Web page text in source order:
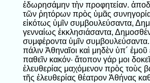
ἐδωρησάμην τὴν προφητείαν.
τῶν ῥητόρων πρὸς ὑμᾶς
εἰκότως ὑμῖν συμβουλεύσαντα,
γενναίως ἐκκλησιάσαντα,
συμφέροντα ὑμῖν
πάλιν Ἀθηναῖοι καὶ μηδὲν ὑπ´ ἐμοῦ
παθεῖν κακόν· ἄτοπον γάρ μοι δοκεῖ
ἐλευθερίας μαχόμενον πρὸς τοὺς
τῆς ἐλευθερίας θέατρον Ἀθήνας